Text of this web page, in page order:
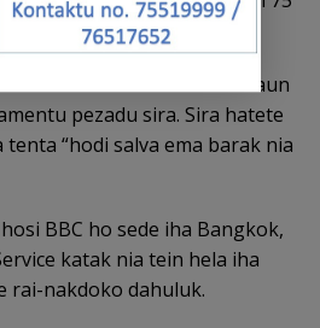
rai-rahun sira.
hela hodi hasai seksaun
pezadu sira. Sira hatete
“hodi salva ema barak nia
BBC ho sede iha Bangkok,
katak nia tein hela iha
rai-nakdoko dahuluk.